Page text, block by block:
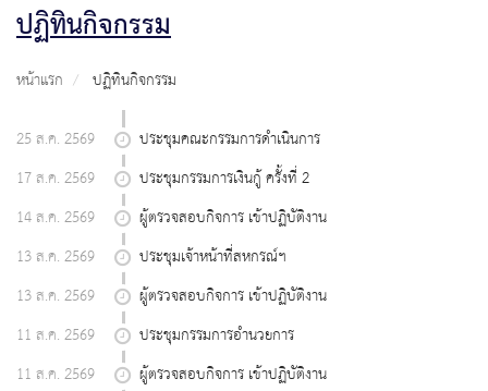
ปฏิทินกิจกรรม
หน้าแรก ปฏิทินกิจกรรม
25 ส.ค. 2569
ประชุมคณะกรรมการดำเนินการ
17 ส.ค. 2569
ประชุมกรรมการเงินกู้ ครั้งที่ 2
14 ส.ค. 2569
ผู้ตรวจสอบกิจการ เข้าปฏิบัติงาน
13 ส.ค. 2569
ประชุมเจ้าหน้าที่สหกรณ์ฯ
13 ส.ค. 2569
ผู้ตรวจสอบกิจการ เข้าปฏิบัติงาน
11 ส.ค. 2569
ประชุมกรรมการอำนวยการ
11 ส.ค. 2569
ผู้ตรวจสอบกิจการ เข้าปฏิบัติงาน